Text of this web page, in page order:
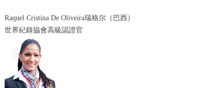
Raquel Cristina De Oliveira瑞格尔（巴西）
世界紀錄協會高級認證官